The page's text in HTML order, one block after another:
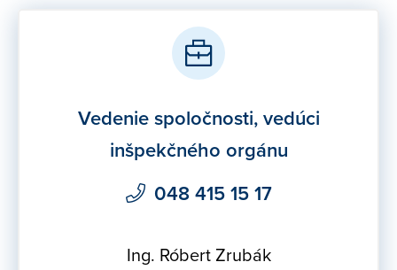
Vedenie spoločnosti, vedúci
inšpekčného orgánu
048 415 15 17
Ing. Róbert Zrubák